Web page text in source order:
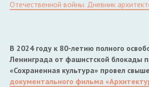
Отечественной войны. Дневник
В 2024 году к 80-летию полного
Ленинграда от фашистской блокады
«Сохраненная культура» провел свыше
документального фильма